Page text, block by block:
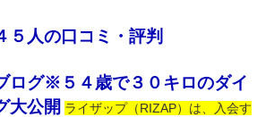
５人の口コミ・評判
ログ※５４歳で３０キロのダイ
大公開 ライザップ（RIZAP）は、入会す